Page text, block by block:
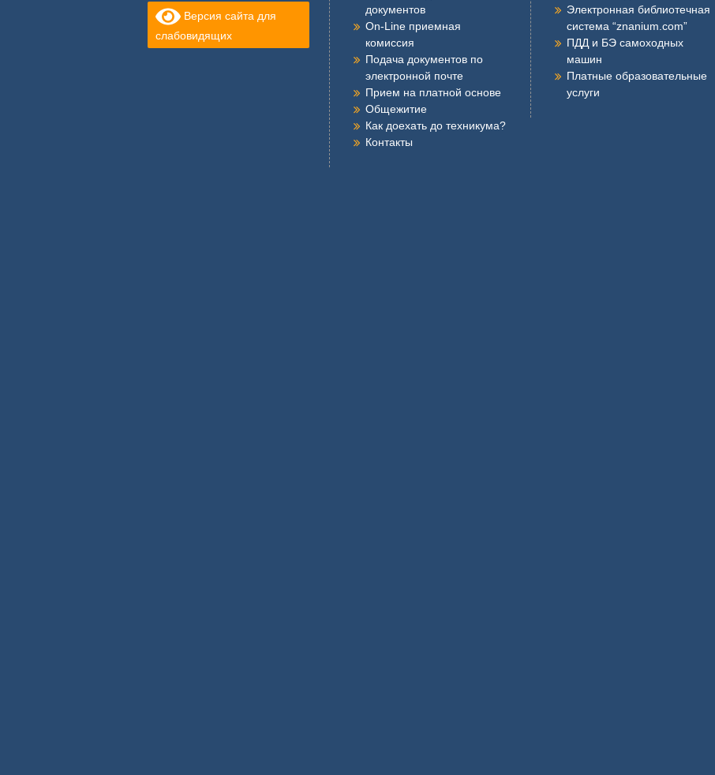
Версия сайта для
слабовидящих
документов
On-Line приемная
комиссия
Подача документов по
электронной почте
Прием на платной основе
Общежитие
Как доехать до техникума?
Контакты
Электронная библиотечная
система “znanium.com”
ПДД и БЭ самоходных
машин
Платные образовательные
услуги